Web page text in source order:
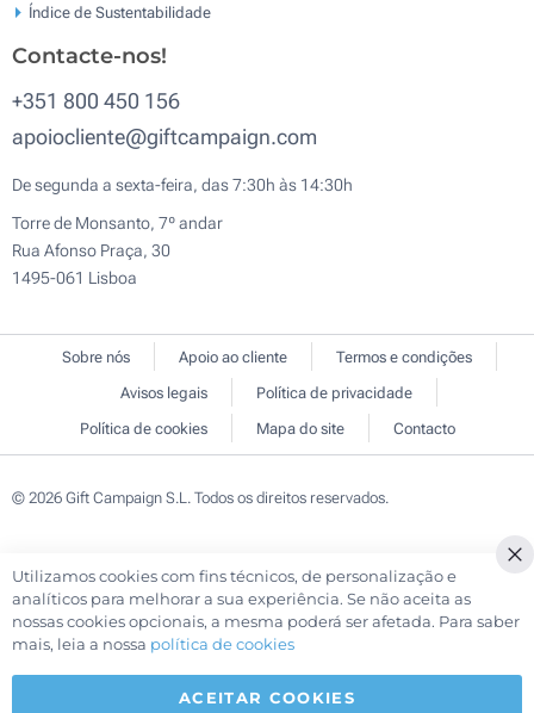
Índice de Sustentabilidade
Contacte-nos!
+351 800 450 156
apoiocliente@giftcampaign.com
De segunda a sexta-feira, das 7:30h às 14:30h
Torre de Monsanto, 7º andar
Rua Afonso Praça, 30
1495-061 Lisboa
Sobre nós Apoio ao cliente
Termos e condições
Avisos legais
Política de privacidade
Política de cookies
Mapa do site Contacto
© 2026 Gift Campaign S.L. Todos os direitos reservados.
Utilizamos cookies com fins técnicos, de personalização e
analíticos para melhorar a sua experiência. Se não aceita as
nossas cookies opcionais, a mesma poderá ser afetada. Para saber
mais, leia a nossa política de cookies
ACEITAR COOKIES